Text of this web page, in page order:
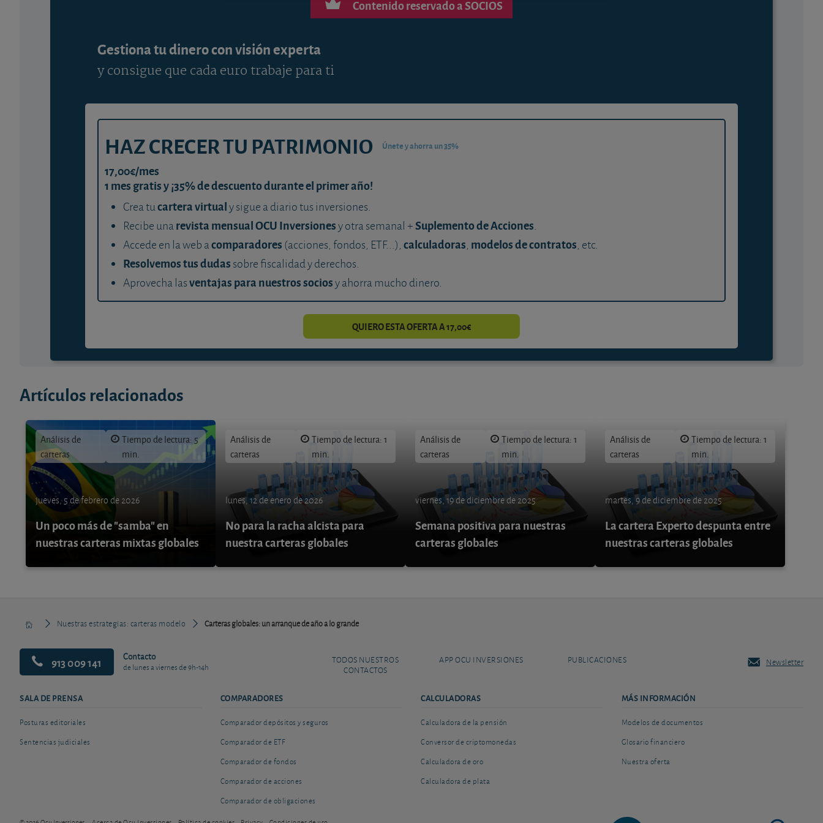
Contenido reservado a SOCIOS
Gestiona tu dinero con visión experta
y consigue que cada euro trabaje para ti
HAZ CRECER TU PATRIMONIO Únete y ahorra un 35%
17,00€/mes
1 mes gratis y ¡35% de descuento durante el primer año!
Crea tucartera virtualy sigue a diario tus inversiones.
Recibe unarevista mensual OCU Inversionesy otra semanal +Suplemento de Acciones.
Accede en la web acomparadores (acciones, fondos, ETF...), calculadoras, modelos de contratos, etc.
Resolvemos tus dudas sobre fiscalidad y derechos.
Aprovecha lasventajas para nuestros sociosy ahorra mucho dinero.
QUIERO ESTA OFERTA A 17,00€
Artículos relacionados
Análisis de
carteras
Tiempo de lectura: 5
min.
jueves, 5 de febrero de 2026
Un poco más de "samba" en
nuestras carteras mixtas globales
Análisis de
carteras
Tiempo de lectura: 1
min.
lunes, 12 de enero de 2026
No para la racha alcista para
nuestra carteras globales
Análisis de
carteras
Tiempo de lectura: 1
min.
viernes, 19 de diciembre de 2025
Semana positiva para nuestras
carteras globales
Análisis de
carteras
Tiempo de lectura: 1
min.
martes, 9 de diciembre de 2025
La cartera Experto despunta entre
nuestras carteras globales
Nuestras estrategias: carteras modelo Carteras globales: un arranque de año a lo grande
913 009 141 Contacto
de lunes a viernes de 9h-14h
TODOS NUESTROS
CONTACTOS
APP OCU INVERSIONES PUBLICACIONES Newsletter
SALA DE PRENSA
Posturas editoriales
Sentencias judiciales
COMPARADORES
Comparador depósitos y seguros
Comparador de ETF
Comparador de fondos
Comparador de acciones
Comparador de obligaciones
CALCULADORAS
Calculadora de la pensión
Conversor de criptomonedas
Calculadora de oro
Calculadora de plata
MÁS INFORMACIÓN
Modelos de documentos
Glosario financiero
Nuestra oferta